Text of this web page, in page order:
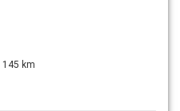
145 km